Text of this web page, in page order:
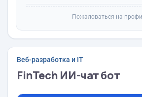
Пожаловаться на
Веб-разработка и IT
FinTech ИИ-чат бот